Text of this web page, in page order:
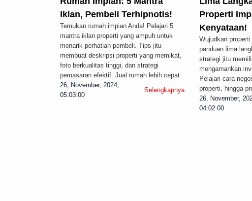
Iklan, Pembeli Terhipnotis!
Temukan rumah impian Anda! Pelajari 5
mantra iklan properti yang ampuh untuk
menarik perhatian pembeli. Tips jitu
membuat deskripsi properti yang memikat,
foto berkualitas tinggi, dan strategi
pemasaran efektif. Jual rumah lebih cepat
26, November, 2024,
05:03:00
Selengkapnya
Properti
Kenyataan!
Wujudkan
panduan lima
strategi jitu
mengamankan
Pelajari cara
properti, hingga
26, November,
04:02:00